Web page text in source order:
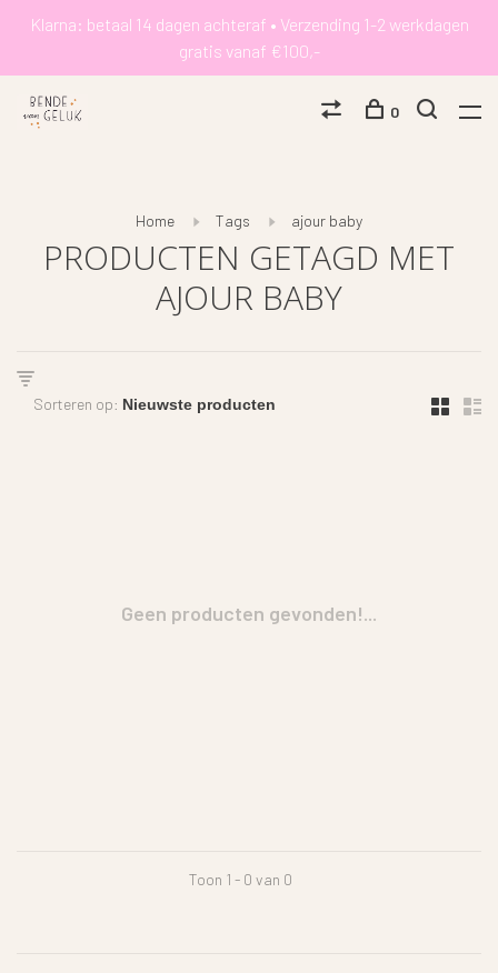
Klarna: betaal 14 dagen achteraf • Verzending 1-2 werkdagen
gratis vanaf €100,-
0
Home Tags ajour baby
PRODUCTEN GETAGD MET
AJOUR BABY
Sorteren op:
Geen producten gevonden!...
Toon 1 - 0 van 0